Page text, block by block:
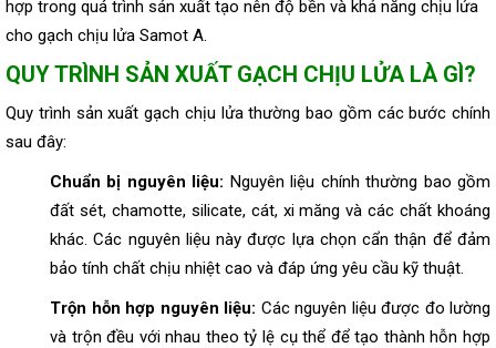
hợp trong quá trình sản xuất tạo nên độ bền và khả năng chịu lửa
cho gạch chịu lửa Samot A.
QUY TRÌNH SẢN XUẤT GẠCH CHỊU LỬA LÀ GÌ?
Quy trình sản xuất gạch chịu lửa thường bao gồm các bước chính
sau đây:
Chuẩn bị nguyên liệu: Nguyên liệu chính thường bao gồm
đất sét, chamotte, silicate, cát, xi măng và các chất khoáng
khác. Các nguyên liệu này được lựa chọn cẩn thận để đảm
bảo tính chất chịu nhiệt cao và đáp ứng yêu cầu kỹ thuật.
Trộn hỗn hợp nguyên liệu: Các nguyên liệu được đo lường
và trộn đều với nhau theo tỷ lệ cụ thể để tạo thành hỗn hợp